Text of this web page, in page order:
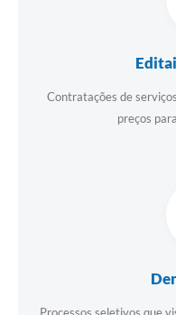
Contratações de
preços